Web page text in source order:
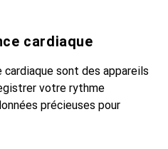
cardiaque
sont des appareils
votre rythme
précieuses pour